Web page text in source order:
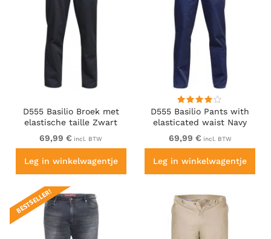
D555 Basilio Broek met
elastische taille Zwart
69,99 € incl. BTW
Leg in winkelwagentje
D555 Basilio Pants with
elasticated waist Navy
69,99 € incl. BTW
Leg in winkelwagentje
BESTSELLER!